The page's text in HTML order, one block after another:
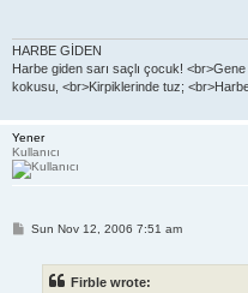
HARBE GİDEN
Harbe giden sarı saçlı çocuk!
kokusu, <br>Kirpiklerinde tuz;
Yener
Kullanıcı
PSun Nov 12, 2006 7:51 am
Firble wrote: